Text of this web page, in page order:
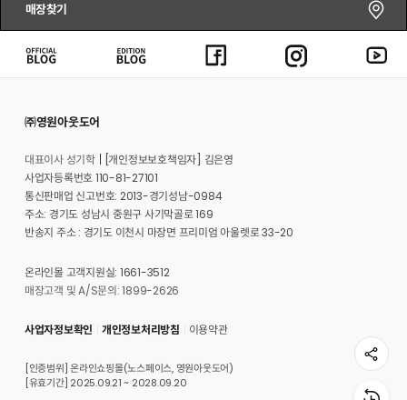
매장찾기
㈜영원아웃도어
대표이사 성기학
[개인정보보호책임자] 김은영
사업자등록번호 110-81-27101
통신판매업 신고번호: 2013-경기성남-0984
주소: 경기도 성남시 중원구 사기막골로 169
반송지 주소 : 경기도 이천시 마장면 프리미엄 아울렛로 33-20
온라인몰 고객지원실: 1661-3512
매장고객 및 A/S문의: 1899-2626
사업자정보확인 개인정보처리방침 이용약관
[인증범위] 온라인쇼핑몰(노스페이스, 영원아웃도어)
[유효기간] 2025.09.21 ~ 2028.09.20